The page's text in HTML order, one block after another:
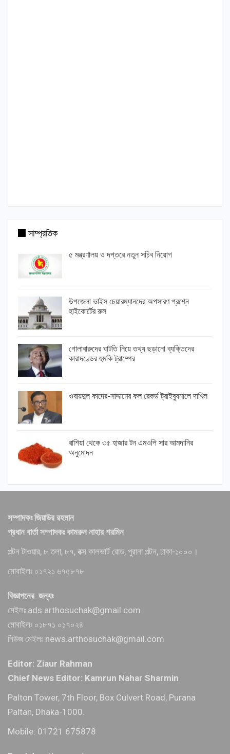
সাম্প্রতিক
৫ মন্ত্রণালয় ও দপ্তরে নতুন সচিব নিয়োগ
উপজেলা ভাইস চেয়ারম্যানদের অপসারণ প্রশ্নে
হাইকোর্টের রুল
গোলাবারুদের ঘাটতি নিয়ে তথ্য ছড়ানো ব্যক্তিদের
কারাদণ্ডের হুমকি ট্রাম্পের
ওবায়দুল কাদের-সাদ্দামের কল রেকর্ড ট্রাইব্যুনালে দাখিল
রাশিয়া থেকে ৩৫ হাজার টন এমওপি সার আমদানির
অনুমোদন
সম্পাদকঃ জিয়াউর রহমান
প্রধান বার্তা সম্পাদকঃ কামরুন নাহার শরমিন
পল্টন টাওয়ার, ৮ তলা, ৮৭, বক্স কালভার্ট রোড, পুরানা পল্টন, ঢাকা-১০০০।
মোবাইলঃ ০১৭২১ ৬৭৫৮৭৮
বিজ্ঞাপনের জন্যঃ
মেইলঃ ads.arthosuchak@gmail.com
মোবাইলঃ ০১৮৭১ ০১৭০২৪
নিউজ মেইলঃ news.arthosuchak@gmail.com
Editor: Ziaur Rahman
Chief News Editor: Kamrun Nahar Sharmin
Palton Tower, 7th Floor, Box Culvert Road, Purana
Paltan, Dhaka-1000.
Mobile: 01721 675878